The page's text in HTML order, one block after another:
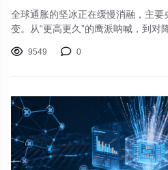
全球通胀的坚冰正在缓慢消融，主
变。从“更高更久”的鹰派呐喊，到对
袋子”意味着什么？又该如何未雨绸
9549 0